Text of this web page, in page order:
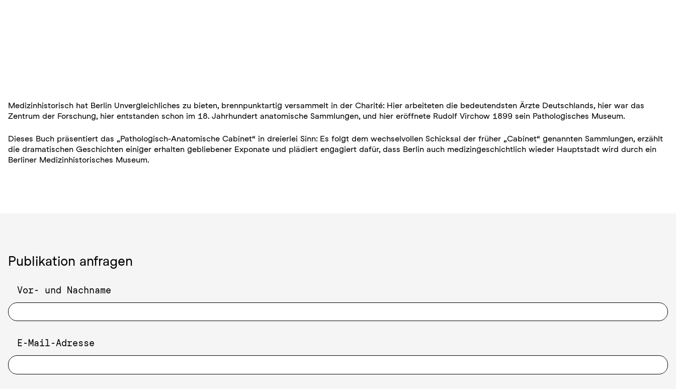
Medizinhistorisch hat Berlin Unvergleichliches zu bieten, brennpunktartig versammelt in der Charité: Hier arbeiteten die bedeutendsten Ärzte Deutschlands, hier war das
Zentrum der Forschung, hier entstanden schon im 18. Jahrhundert anatomische Sammlungen, und hier eröffnete Rudolf Virchow 1899 sein Pathologisches Museum.
Dieses Buch präsentiert das „Pathologisch-Anatomische Cabinet“ in dreierlei Sinn: Es folgt dem wechselvollen Schicksal der früher „Cabinet“ genannten Sammlungen, erzählt
die dramatischen Geschichten einiger erhalten gebliebener Exponate und plädiert engagiert dafür, dass Berlin auch medizingeschichtlich wieder Hauptstadt wird durch ein
Berliner Medizinhistorisches Museum.
Publikation anfragen
Vor- und Nachname
E-Mail-Adresse